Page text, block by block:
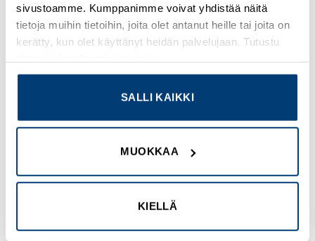
sivustoamme. Kumppanimme voivat yhdistää näitä
tietoja muihin tietoihin, joita olet antanut heille tai joita on
kerätty, kun olet käyttänyt heidän palvelujaan. Tutustu
SALLI KAIKKI
MUOKKAA
KIELLÄ
wishlist
JOHDONSUOJAKATKAISIJA 1-
wishlist
10 mm2, 6 mod., L1-L2-L3-L1-
Tuotekoodi PS3/6